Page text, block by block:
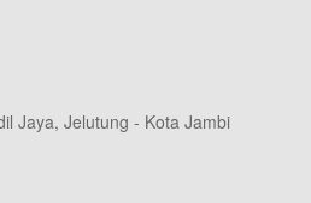
Jaya, Jelutung - Kota Jambi